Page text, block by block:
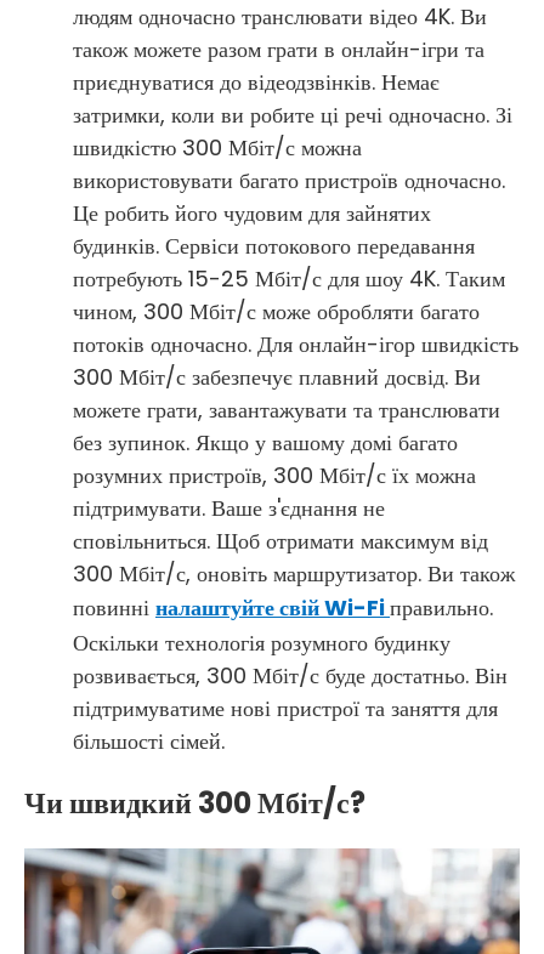
людям одночасно транслювати відео 4K. Ви
також можете разом грати в онлайн-ігри та
приєднуватися до відеодзвінків. Немає
затримки, коли ви робите ці речі одночасно. Зі
швидкістю 300 Мбіт/с можна
використовувати багато пристроїв одночасно.
Це робить його чудовим для зайнятих
будинків. Сервіси потокового передавання
потребують 15-25 Мбіт/с для шоу 4K. Таким
чином, 300 Мбіт/с може обробляти багато
потоків одночасно. Для онлайн-ігор швидкість
300 Мбіт/с забезпечує плавний досвід. Ви
можете грати, завантажувати та транслювати
без зупинок. Якщо у вашому домі багато
розумних пристроїв, 300 Мбіт/с їх можна
підтримувати. Ваше з'єднання не
сповільниться. Щоб отримати максимум від
300 Мбіт/с, оновіть маршрутизатор. Ви також
повинні налаштуйте свій Wi-Fiправильно.
Оскільки технологія розумного будинку
розвивається, 300 Мбіт/с буде достатньо. Він
підтримуватиме нові пристрої та заняття для
більшості сімей.
Чи швидкий 300 Мбіт/с?